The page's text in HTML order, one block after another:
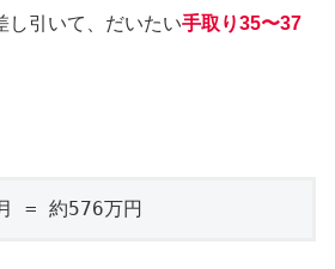
し引いて、だいたい手取り35〜37
= 約576万円